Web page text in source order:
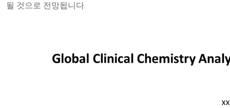
될 것으로 전망됩니다.